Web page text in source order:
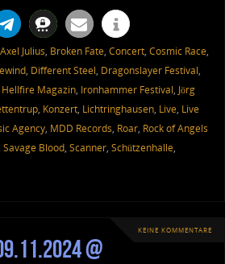
Axel Julius, Broken Fate, Concert, Cosmic Race,
, Different Steel, Dragonslayer Festival,
Hellfire Magazin, Ironhammer Festival, Jörg
, Konzert, Lichtringhausen, Live, Live
Agency, MDD Records, Roar, Rock of Angels
Savage Blood, Scanner, Schützenhalle,
KEINE KOMMENTARE
@